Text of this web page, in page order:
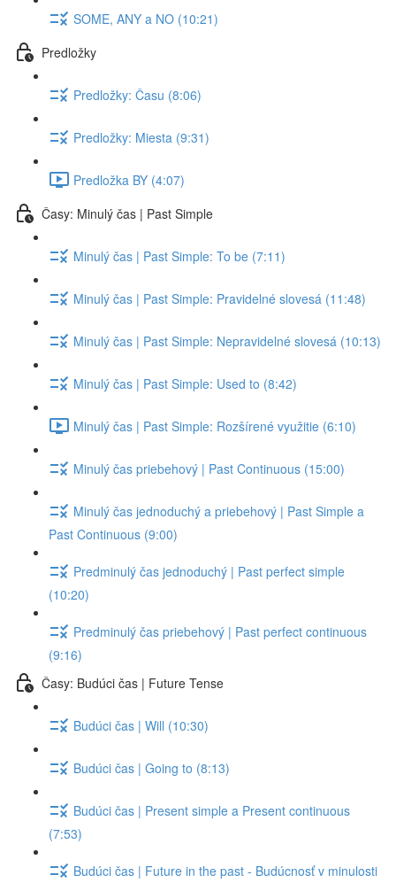
SOME, ANY a NO (10:21)
Predložky
Predložky: Času (8:06)
Predložky: Miesta (9:31)
Predložka BY (4:07)
Časy: Minulý čas | Past Simple
Minulý čas | Past Simple: To be (7:11)
Minulý čas | Past Simple: Pravidelné slovesá (11:48)
Minulý čas | Past Simple: Nepravidelné slovesá (10:13)
Minulý čas | Past Simple: Used to (8:42)
Minulý čas | Past Simple: Rozšírené využitie (6:10)
Minulý čas priebehový | Past Continuous (15:00)
Minulý čas jednoduchý a priebehový | Past Simple a
Past Continuous (9:00)
Predminulý čas jednoduchý | Past perfect simple
(10:20)
Predminulý čas priebehový | Past perfect continuous
(9:16)
Časy: Budúci čas | Future Tense
Budúci čas | Will (10:30)
Budúci čas | Going to (8:13)
Budúci čas | Present simple a Present continuous
(7:53)
Budúci čas | Future in the past - Budúcnosť v minulosti